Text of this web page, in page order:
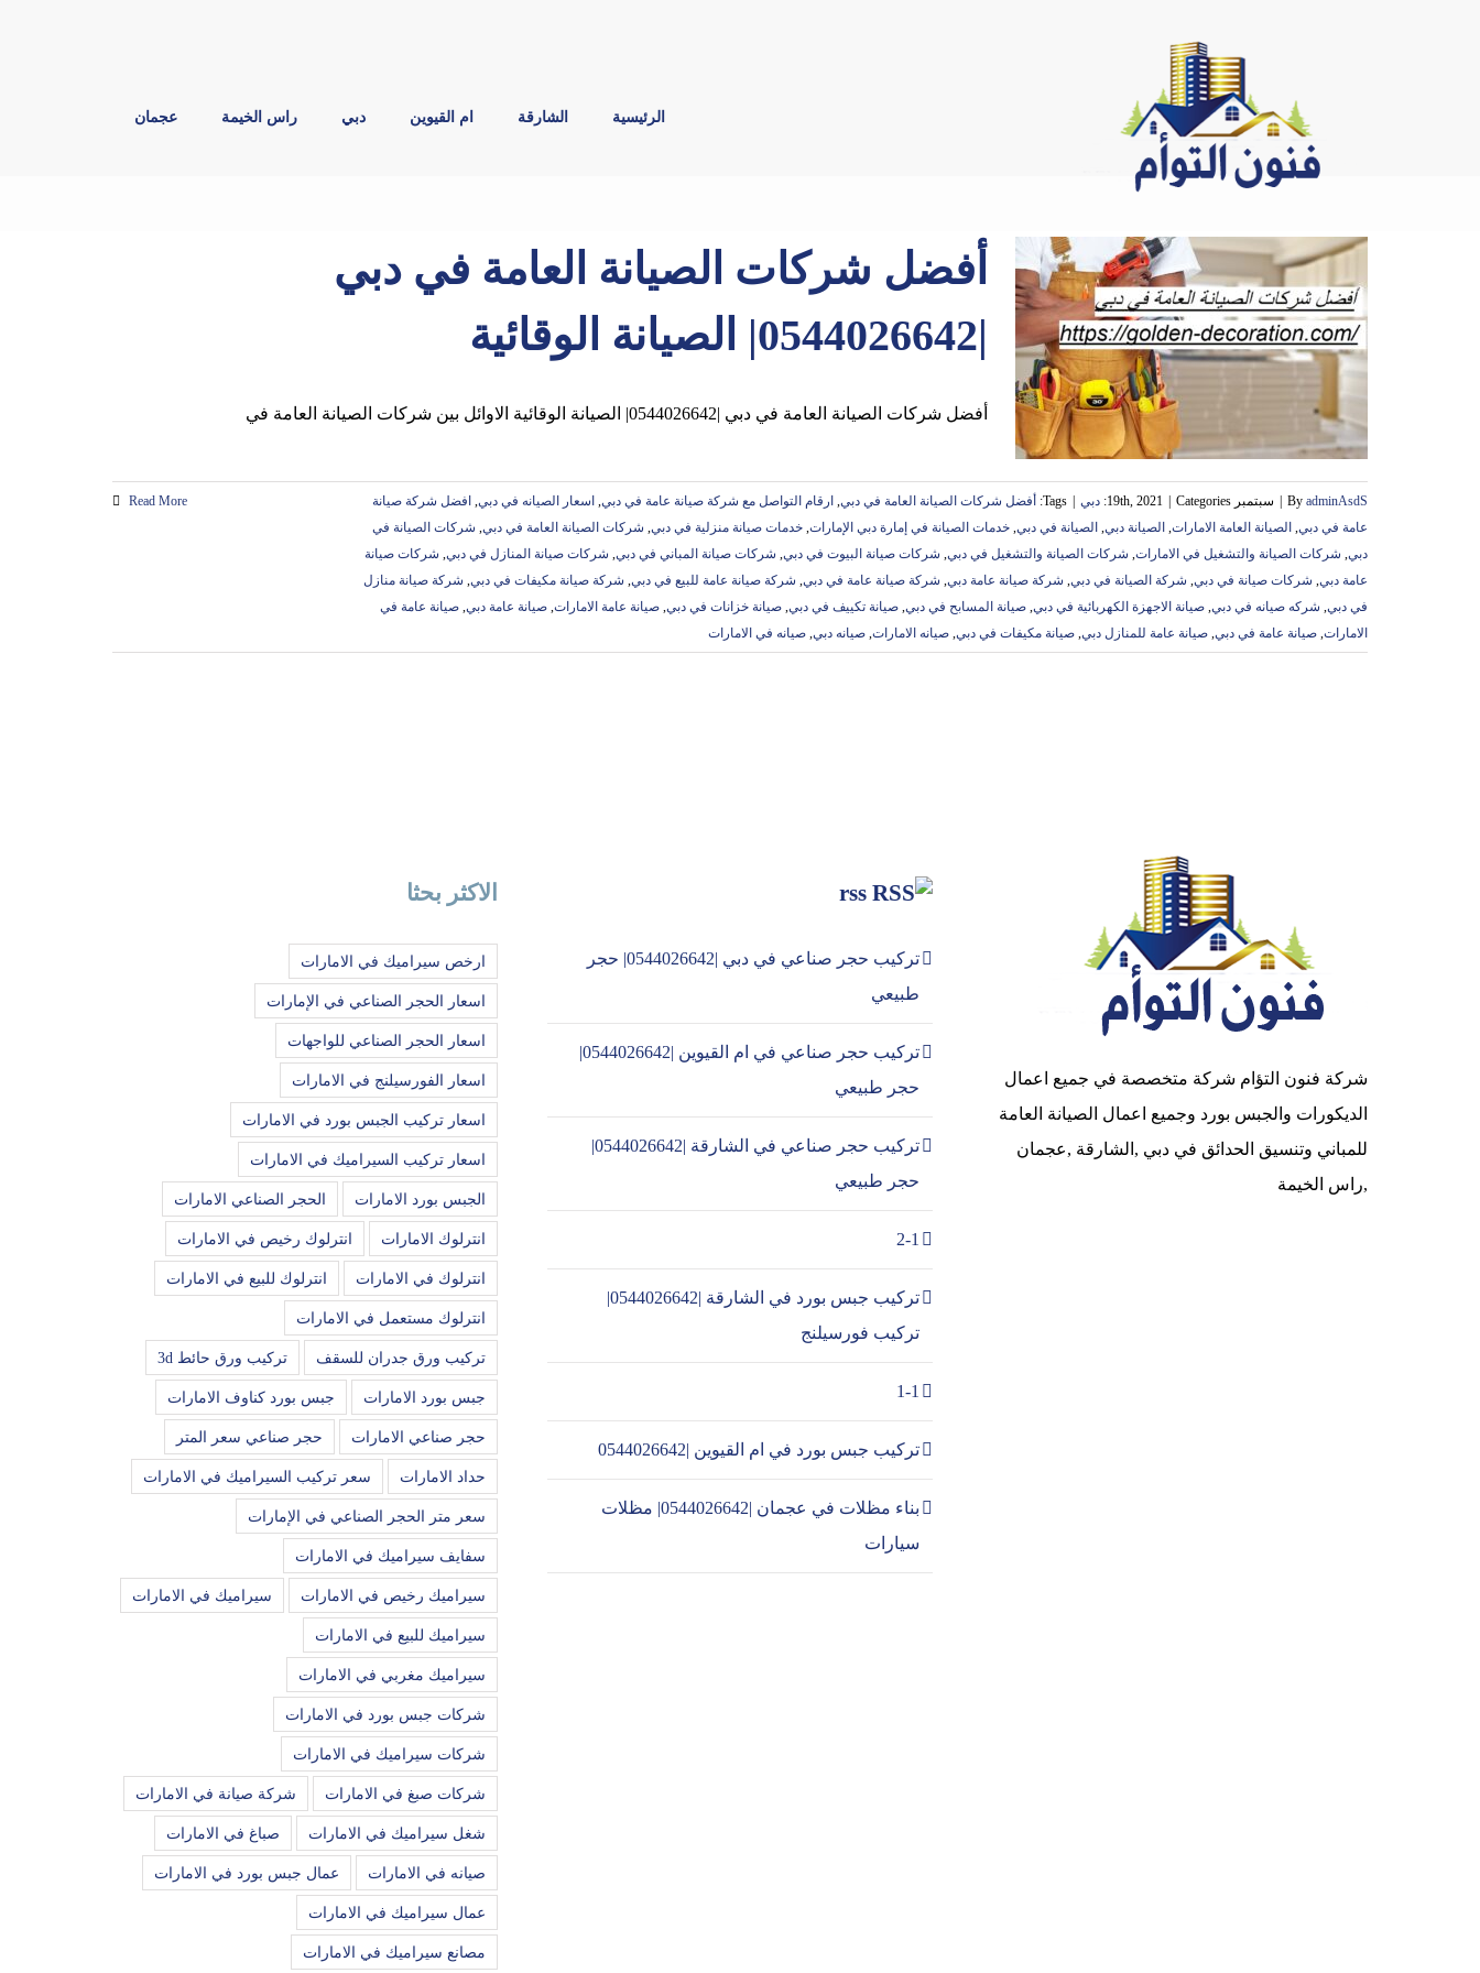
الرئيسية الشارقة ام القيوين دبي راس الخيمة عجمان
أفضل شركات الصيانة العامة في دبي
|0544026642| الصيانة الوقائية
أفضل شركات الصيانة العامة في دبي |0544026642| الصيانة الوقائية الاوائل بين شركات الصيانة العامة في
By adminAsdS سبتمبر 19th, 2021 Categories: دبي Tags: أفضل شركات الصيانة العامة في دبي, ارقام التواصل مع شركة صيانة عامة في دبي, اسعار الصيانه في دبي, افضل شركة صيانة
عامة في دبي, الصيانة العامة الامارات, الصيانة دبي, الصيانة في دبي, خدمات الصيانة في إمارة دبي الإمارات, خدمات صيانة منزلية في دبي, شركات الصيانة العامة في دبي, شركات الصيانة في
دبي, شركات الصيانة والتشغيل في الامارات, شركات الصيانة والتشغيل في دبي, شركات صيانة البيوت في دبي, شركات صيانة المباني في دبي, شركات صيانة المنازل في دبي, شركات صيانة
عامة دبي, شركات صيانة في دبي, شركة الصيانة في دبي, شركة صيانة عامة دبي, شركة صيانة عامة في دبي, شركة صيانة عامة للبيع في دبي, شركة صيانة مكيفات في دبي, شركة صيانة منازل
في دبي, شركه صيانه في دبي, صيانة الاجهزة الكهربائية في دبي, صيانة المسابح في دبي, صيانة تكييف في دبي, صيانة خزانات في دبي, صيانة عامة الامارات, صيانة عامة دبي, صيانة عامة في
الامارات, صيانة عامة في دبي, صيانة عامة للمنازل دبي, صيانة مكيفات في دبي, صيانه الامارات, صيانه دبي, صيانه في الامارات
Read More
شركة فنون التؤام شركة متخصصة في جميع اعمال
الديكورات والجبس بورد وجميع اعمال الصيانة العامة
للمباني وتنسيق الحدائق في دبي ,الشارقة ,عجمان
,راس الخيمة
rss
تركيب حجر صناعي في دبي |0544026642| حجر
طبيعي
تركيب حجر صناعي في ام القيوين |0544026642|
حجر طبيعي
تركيب حجر صناعي في الشارقة |0544026642|
حجر طبيعي
2-1
تركيب جبس بورد في الشارقة |0544026642|
تركيب فورسيلنج
1-1
تركيب جبس بورد في ام القيوين |0544026642
بناء مظلات في عجمان |0544026642| مظلات
سيارات
الاكثر بحثا
ارخص سيراميك في الامارات
اسعار الحجر الصناعي في الإمارات
اسعار الحجر الصناعي للواجهات
اسعار الفورسيلنج في الامارات
اسعار تركيب الجبس بورد في الامارات
اسعار تركيب السيراميك في الامارات
الجبس بورد الامارات الحجر الصناعي الامارات
انترلوك الامارات انترلوك رخيص في الامارات
انترلوك في الامارات انترلوك للبيع في الامارات
انترلوك مستعمل في الامارات
تركيب ورق جدران للسقف تركيب ورق حائط 3d
جبس بورد الامارات جبس بورد كناوف الامارات
حجر صناعي الامارات حجر صناعي سعر المتر
حداد الامارات سعر تركيب السيراميك في الامارات
سعر متر الحجر الصناعي في الإمارات
سفايف سيراميك في الامارات
سيراميك رخيص في الامارات سيراميك في الامارات
سيراميك للبيع في الامارات
سيراميك مغربي في الامارات
شركات جبس بورد في الامارات
شركات سيراميك في الامارات
شركات صبغ في الامارات شركة صيانة في الامارات
شغل سيراميك في الامارات صباغ في الامارات
صيانه في الامارات عمال جبس بورد في الامارات
عمال سيراميك في الامارات
مصانع سيراميك في الامارات